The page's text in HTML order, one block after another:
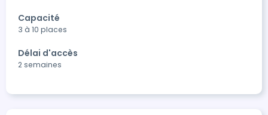
Capacité
3 à 10 places
Délai d'accès
2 semaines